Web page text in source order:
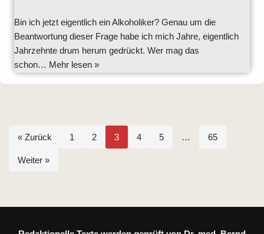
Bin ich jetzt eigentlich ein Alkoholiker? Genau um die
Beantwortung dieser Frage habe ich mich Jahre, eigentlich
Jahrzehnte drum herum gedrückt. Wer mag das
schon… Mehr lesen »
« Zurück 1 2 3 4 5 … 65
Weiter »